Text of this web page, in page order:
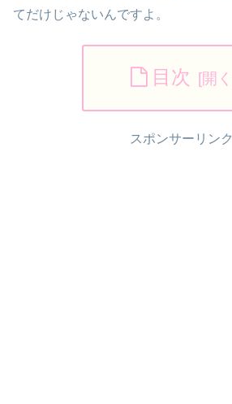
てだけじゃないんですよ。
目次
スポンサーリンク